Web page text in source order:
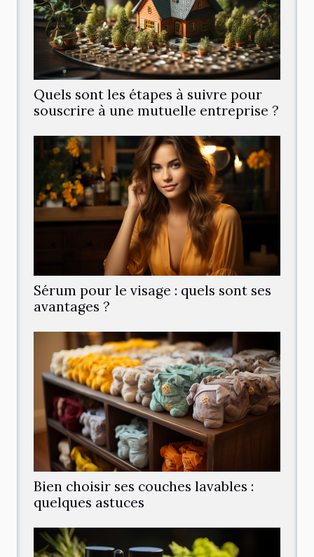
Quels sont les étapes à suivre pour
souscrire à une mutuelle entreprise ?
Sérum pour le visage : quels sont ses
avantages ?
Bien choisir ses couches lavables :
quelques astuces